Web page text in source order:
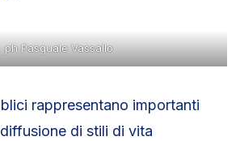
ph Pasquale Vassallo
rappresentano importanti
di stili di vita